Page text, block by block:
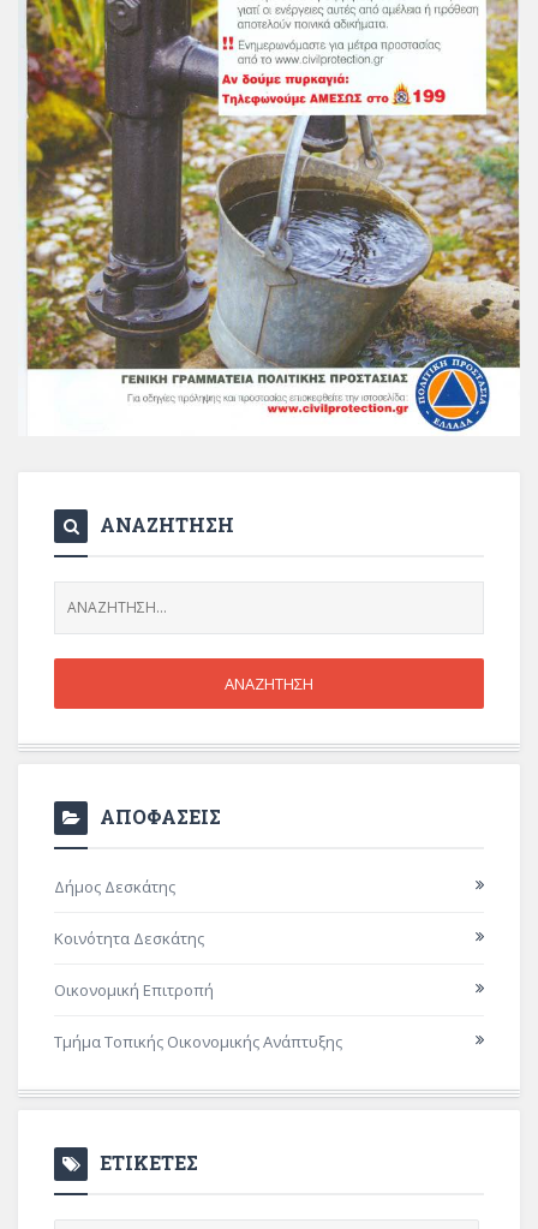
ΑΝΑΖΗΤΗΣΗ
ΑΠΟΦΑΣΕΙΣ
Δήμος Δεσκάτης
Κοινότητα Δεσκάτης
Οικονομική Επιτροπή
Τμήμα Τοπικής Οικονομικής Ανάπτυξης
ΕΤΙΚΕΤΕΣ